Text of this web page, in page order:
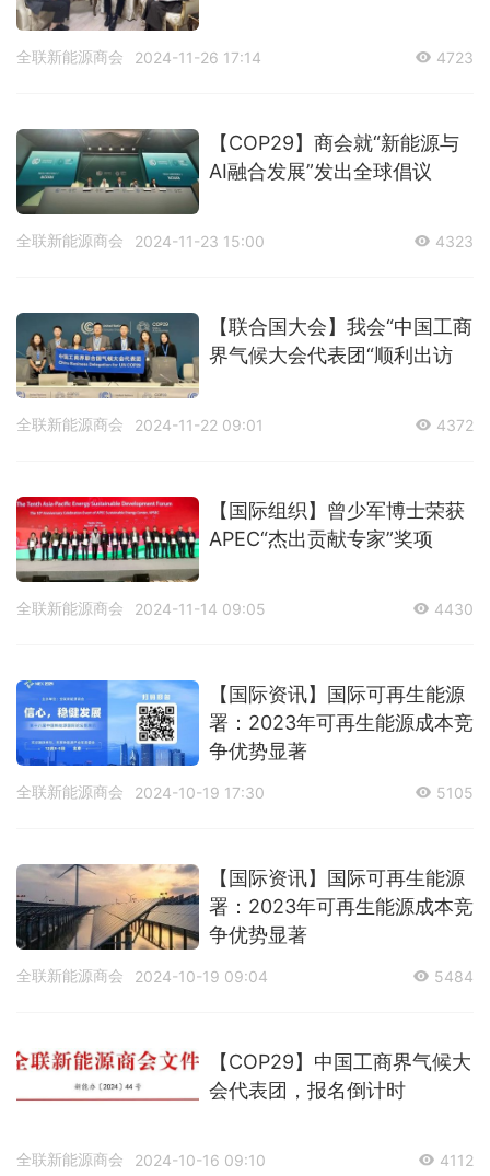
全联新能源商会 2024-11-26 17:14 4723
【COP29】商会就“新能源与
AI融合发展”发出全球倡议
全联新能源商会 2024-11-23 15:00 4323
【联合国大会】我会“中国工商
界气候大会代表团“顺利出访
全联新能源商会 2024-11-22 09:01 4372
【国际组织】曾少军博士荣获
APEC“杰出贡献专家”奖项
全联新能源商会 2024-11-14 09:05 4430
【国际资讯】国际可再生能源
署：2023年可再生能源成本竞
争优势显著
全联新能源商会 2024-10-19 17:30 5105
【国际资讯】国际可再生能源
署：2023年可再生能源成本竞
争优势显著
全联新能源商会 2024-10-19 09:04 5484
【COP29】中国工商界气候大
会代表团，报名倒计时
全联新能源商会 2024-10-16 09:10 4112